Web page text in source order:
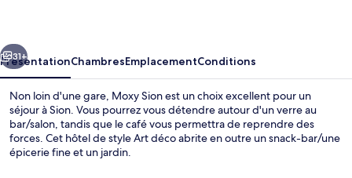
Suivant
31+
PrésentationChambresEmplacementConditions
Non loin d'une gare, Moxy Sion est un choix excellent pour un
séjour à Sion. Vous pourrez vous détendre autour d'un verre au
bar/salon, tandis que le café vous permettra de reprendre des
forces. Cet hôtel de style Art déco abrite en outre un snack-bar/une
épicerie fine et un jardin.